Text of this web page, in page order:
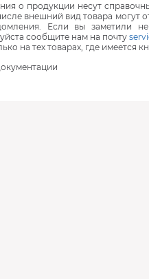
о продукции несут
внешний вид товара могут
Если вы заметили
сообщите нам на почту
на тех товарах, где имеется